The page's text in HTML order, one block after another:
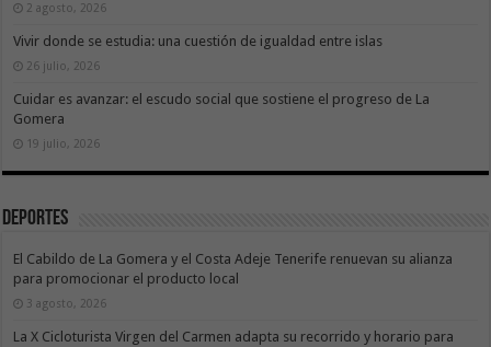
2 agosto, 2026
Vivir donde se estudia: una cuestión de igualdad entre islas
26 julio, 2026
Cuidar es avanzar: el escudo social que sostiene el progreso de La
Gomera
19 julio, 2026
Deportes
El Cabildo de La Gomera y el Costa Adeje Tenerife renuevan su alianza
para promocionar el producto local
3 agosto, 2026
La X Cicloturista Virgen del Carmen adapta su recorrido y horario para